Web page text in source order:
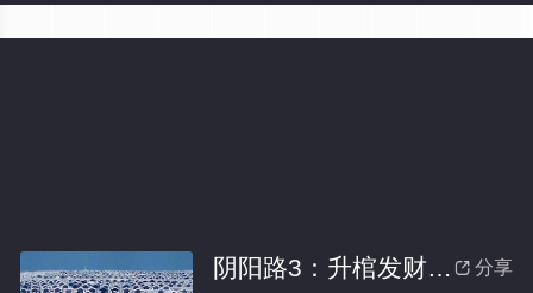
 分享
阴阳路3：升棺发财粤语